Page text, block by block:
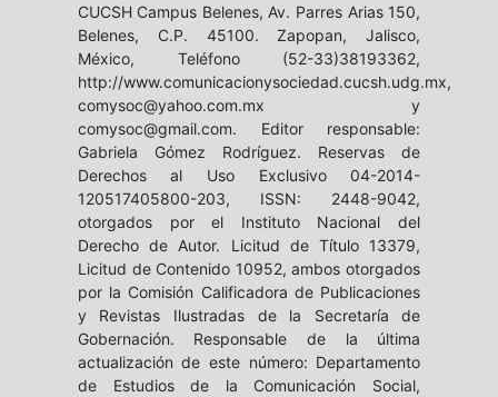
CUCSH Campus Belenes, Av. Parres Arias 150,
Belenes, C.P. 45100. Zapopan, Jalisco,
México, Teléfono (52-33)38193362,
http://www.comunicacionysociedad.cucsh.udg.mx,
comysoc@yahoo.com.mx y
comysoc@gmail.com. Editor responsable:
Gabriela Gómez Rodríguez. Reservas de
Derechos al Uso Exclusivo 04-2014-
120517405800-203, ISSN: 2448-9042,
otorgados por el Instituto Nacional del
Derecho de Autor. Licitud de Título 13379,
Licitud de Contenido 10952, ambos otorgados
por la Comisión Calificadora de Publicaciones
y Revistas Ilustradas de la Secretaría de
Gobernación. Responsable de la última
actualización de este número: Departamento
de Estudios de la Comunicación Social,